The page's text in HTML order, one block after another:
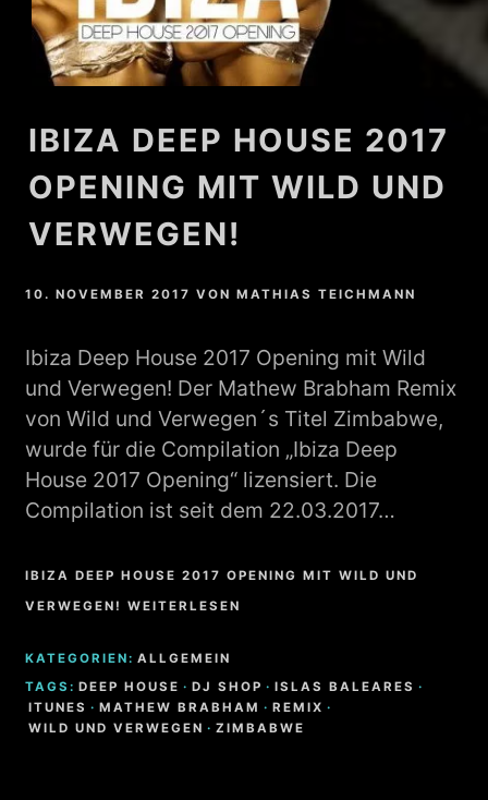
IBIZA DEEP HOUSE 2017
OPENING MIT WILD UND
VERWEGEN!
10. NOVEMBER 2017 VONMATHIAS TEICHMANN
Ibiza Deep House 2017 Opening mit Wild
und Verwegen! Der Mathew Brabham Remix
von Wild und Verwegen´s Titel Zimbabwe,
wurde für die Compilation „Ibiza Deep
House 2017 Opening“ lizensiert. Die
Compilation ist seit dem 22.03.2017…
IBIZA DEEP HOUSE 2017 OPENING MIT WILD UND
VERWEGEN! WEITERLESEN
KATEGORIEN: ALLGEMEIN
TAGS: DEEP HOUSE · DJ SHOP · ISLAS BALEARES ·
ITUNES · MATHEW BRABHAM · REMIX ·
WILD UND VERWEGEN · ZIMBABWE